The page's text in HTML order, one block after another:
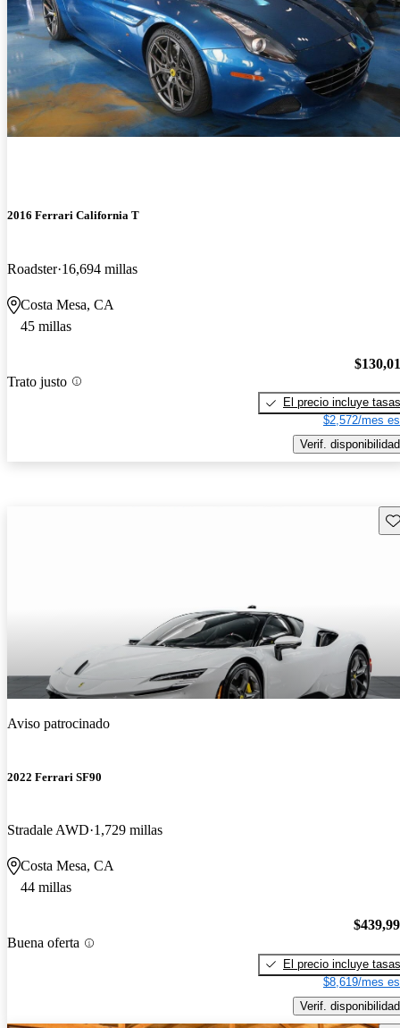
2016 Ferrari California T
Roadster 16,694 millas
Costa Mesa, CA
45 millas
Trato justo
El precio incluye tasas
$2,572/mes
Verif. disponibilidad
Aviso patrocinado
2022 Ferrari SF90
Stradale AWD 1,729 millas
Costa Mesa, CA
44 millas
Buena oferta
El precio incluye tasas
$8,619/mes
Verif. disponibilidad